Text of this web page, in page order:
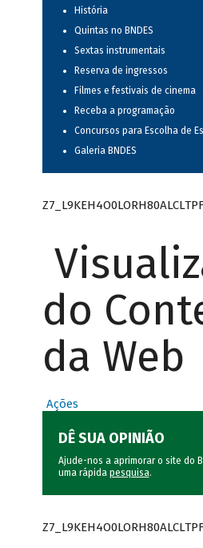
História
Quintas no BNDES
Sextas instrumentais
Reserva de ingressos
Filmes e festivais de cinema
Receba a programação
Concursos para Escolha de
Galeria BNDES
do
da Web
Ações
DÊ SUA OPINIÃO
Ajude-nos a aprimorar o site do
uma rápida pesquisa.